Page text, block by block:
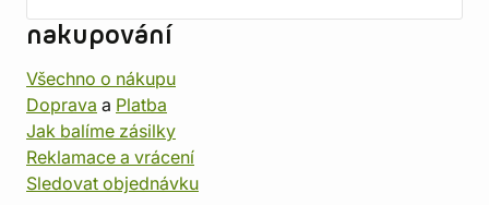
nakupování
Všechno o nákupu
Doprava a Platba
Jak balíme zásilky
Reklamace a vrácení
Sledovat objednávku